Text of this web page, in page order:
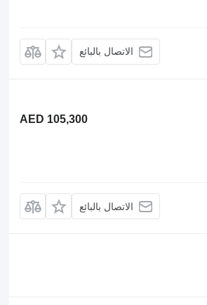
الاتصال بالبائع
AED 105,300
الاتصال بالبائع